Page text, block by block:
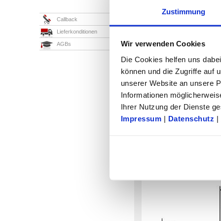
Zustimmung
Wir verwenden Cookies
Die Cookies helfen uns
können und die Zugriffe auf
unserer Website an unsere
Informationen
Ihrer Nutzung der Dienste
Impressum | Datenschutz |
Callback
Lieferkonditionen
AGBs
B0254.2101X40
0°
B0254.2121X30
0°
B0254.2121X40
0° M12
B0254.2121X50
0° M12
B0254.2121X60
0° M12
B0254.3161X40
0° M16
B0254.3161X50
0° M16
B0254.3161X60
0° M16